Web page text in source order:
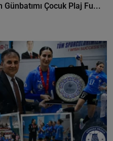
Çocuk Plaj Fu...